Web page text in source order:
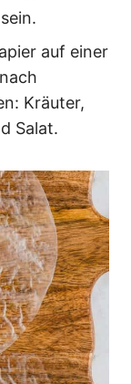
auf einer
Kräuter,
Salat.